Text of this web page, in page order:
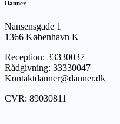
Danner
Nansensgade 1
1366 København K
Reception: 33330037
Rådgivning: 33330047
Kontaktdanner@danner.dk
CVR: 89030811